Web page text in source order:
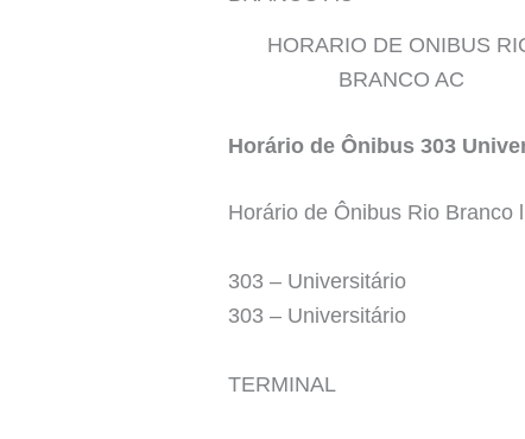
HORARIO DE ONIBUS
BRANCO AC
Horário de Ônibus 303
Horário de Ônibus Rio Branco
303 – Universitário
303 – Universitário
TERMINAL